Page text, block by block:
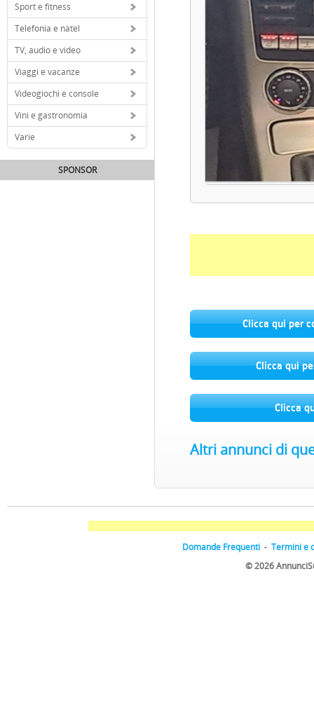
Sport e fitness
Telefonia e natel
TV, audio e video
Viaggi e vacanze
Videogiochi e console
Vini e gastronomia
Varie
SPONSOR
Clicca qui per
Clicca qui
Clicca
Altri annunci di
Domande Frequenti - Termini e
© 2026